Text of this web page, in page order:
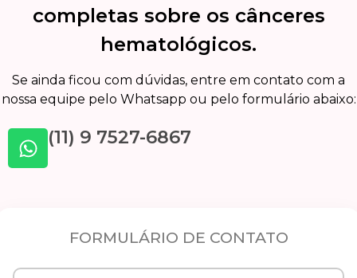
completas sobre os cânceres
hematológicos.
Se ainda ficou com dúvidas, entre em contato com a
nossa equipe pelo Whatsapp ou pelo formulário abaixo:
(11) 9 7527-6867
FORMULÁRIO DE CONTATO